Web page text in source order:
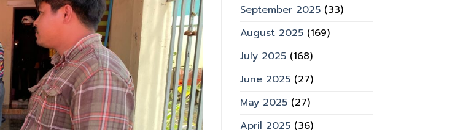
September 2025(33)
August 2025(169)
July 2025(168)
June 2025(27)
May 2025(27)
April 2025(36)